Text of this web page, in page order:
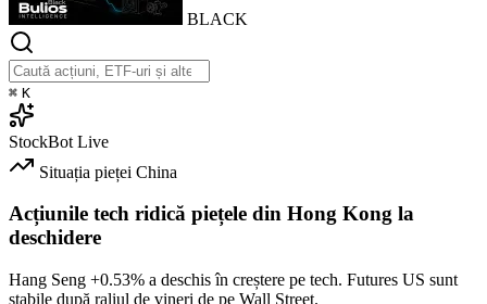
BLACK
⌘ K
StockBot Live
Situația pieței China
Acțiunile tech ridică piețele din Hong Kong la
deschidere
Hang Seng +0.53% a deschis în creștere pe tech. Futures US sunt
stabile după raliul de vineri de pe Wall Street.